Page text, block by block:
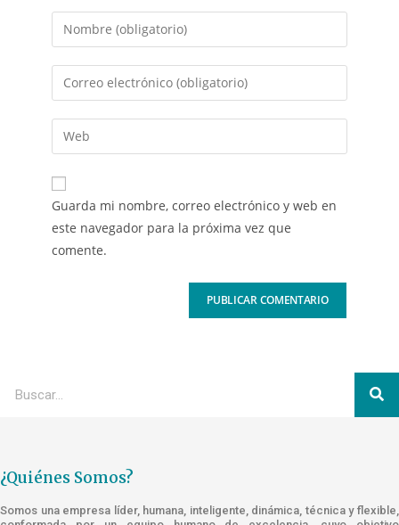
Guarda mi nombre, correo electrónico y web en
este navegador para la próxima vez que
comente.
¿Quiénes Somos?
Somos una empresa líder, humana, inteligente, dinámica, técnica y flexible,